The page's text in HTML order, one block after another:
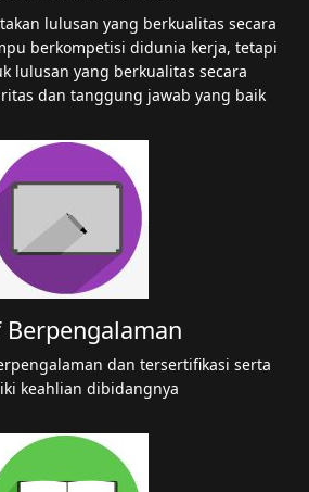
lulusan yang berkualitas secara
berkompetisi didunia kerja, tetapi
lulusan yang berkualitas secara
dan tanggung jawab yang baik
Berpengalaman
dan tersertifikasi serta
keahlian dibidangnya